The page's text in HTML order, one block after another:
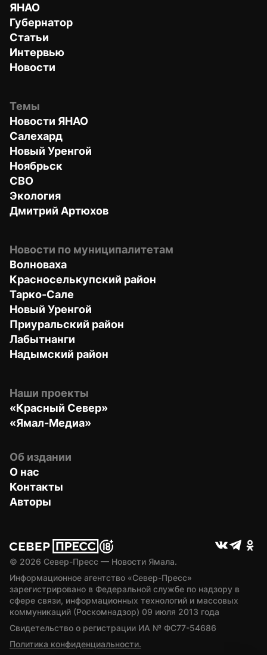
ЯНАО
Губернатор
Статьи
Интервью
Новости
Темы
Новости ЯНАО
Салехард
Новый Уренгой
Ноябрьск
СВО
Экология
Дмитрий Артюхов
Новости по муниципалитетам
Волноваха
Красноселькупский район
Тарко-Сале
Новый Уренгой
Приуральский район
Лабытнанги
Надымский район
Наши проекты
«Красный Север»
«Ямал-Медиа»
Об издании
О нас
Контакты
Авторы
© 2026 Север-Пресс — Новости Ямала.
Информационное агентство «Север-Пресс»
зарегистрировано в Федеральной службе по надзору в
сфере связи, информационных технологий и массовых
коммуникаций (Роскомнадзор) 09 июля 2013 года
Свидетельство о регистрации ИА № ФС77-54686
Политика конфиденциальности.